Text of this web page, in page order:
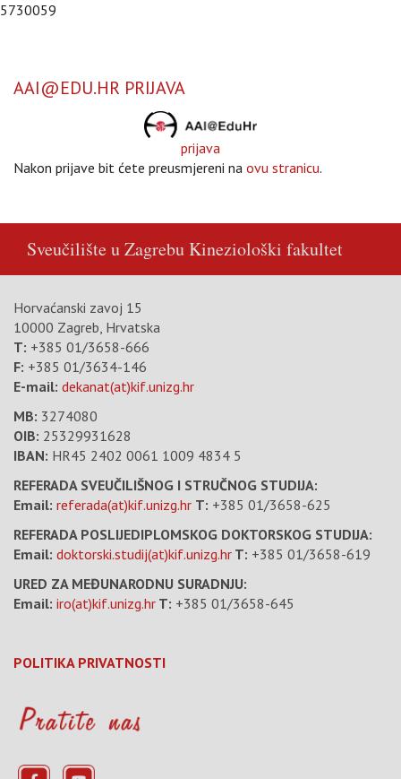
5730059
AAI@EDU.HR PRIJAVA
prijava
Nakon prijave bit ćete preusmjereni na ovu stranicu.
Sveučilište u ZagrebuKineziološki fakultet
Horvaćanski zavoj 15
10000 Zagreb, Hrvatska
T: +385 01/3658-666
F: +385 01/3634-146
E-mail: dekanat(at)kif.unizg.hr
MB: 3274080
OIB: 25329931628
IBAN: HR45 2402 0061 1009 4834 5
REFERADA SVEUČILIŠNOG I STRUČNOG STUDIJA:
Email: referada(at)kif.unizg.hr T: +385 01/3658-625
REFERADA POSLIJEDIPLOMSKOG DOKTORSKOG STUDIJA:
Email: doktorski.studij(at)kif.unizg.hr T: +385 01/3658-619
URED ZA MEĐUNARODNU SURADNJU:
Email: iro(at)kif.unizg.hr T: +385 01/3658-645
POLITIKA PRIVATNOSTI